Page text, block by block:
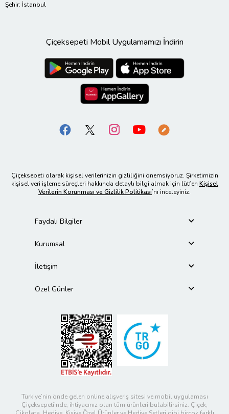
Şehir: İstanbul
Çiçeksepeti Mobil Uygulamamızı İndirin
Çiçeksepeti olarak kişisel verilerinizin gizliliğini önemsiyoruz. Şirketimizin
kişisel veri işleme süreçleri hakkında detaylı bilgi almak için lütfen Kişisel
Verilerin Korunması ve Gizlilik Politikası’nı inceleyiniz.
Faydalı Bilgiler
Kurumsal
İletişim
Özel Günler
Türkiye’nin önde gelen online alışveriş sitesi ve mobil uygulaması
Çiçeksepeti’nde, ihtiyacınız olan tüm ürünleri bulabilirsiniz. Çiçek,